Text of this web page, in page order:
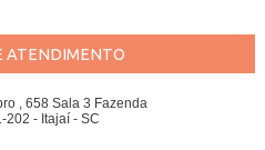
ATENDIMENTO
, 658 Sala 3 Fazenda
202 - Itajaí - SC